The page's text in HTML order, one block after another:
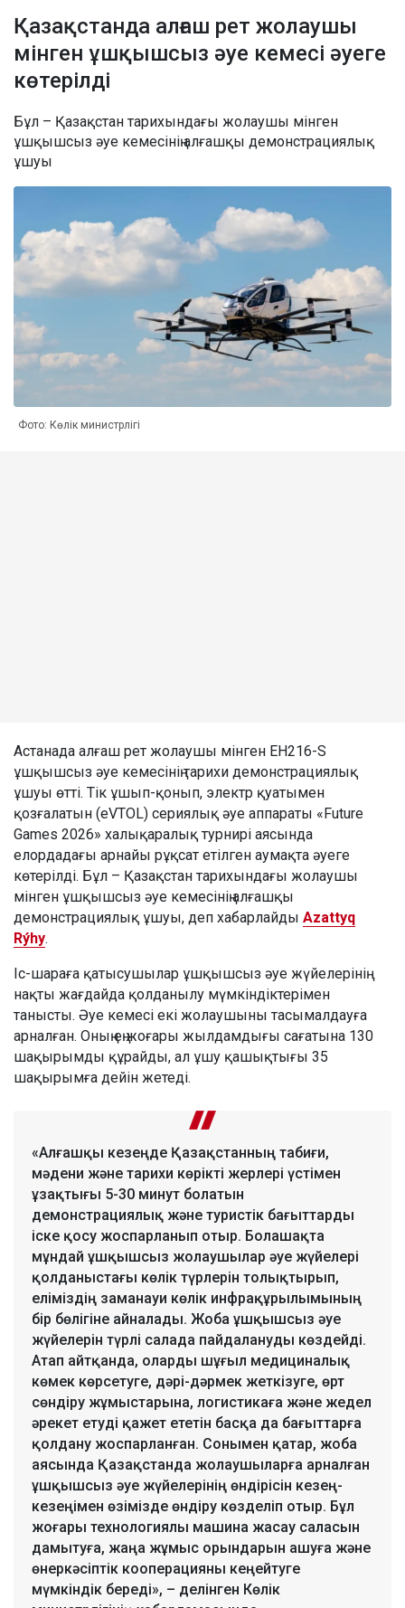
Қазақстанда алғаш рет жолаушы
мінген ұшқышсыз әуе кемесі әуеге
көтерілді
Бұл – Қазақстан тарихындағы жолаушы мінген
ұшқышсыз әуе кемесінің алғашқы демонстрациялық
ұшуы
Фото: Көлік министрлігі
Астанада алғаш рет жолаушы мінген EH216-S
ұшқышсыз әуе кемесінің тарихи демонстрациялық
ұшуы өтті. Тік ұшып-қонып, электр қуатымен
қозғалатын (eVTOL) сериялық әуе аппараты «Future
Games 2026» халықаралық турнирі аясында
елордадағы арнайы рұқсат етілген аумақта әуеге
көтерілді. Бұл – Қазақстан тарихындағы жолаушы
мінген ұшқышсыз әуе кемесінің алғашқы
демонстрациялық ұшуы, деп хабарлайды Azattyq
Rýhy.
Іс-шараға қатысушылар ұшқышсыз әуе жүйелерінің
нақты жағдайда қолданылу мүмкіндіктерімен
танысты. Әуе кемесі екі жолаушыны тасымалдауға
арналған. Оның ең жоғары жылдамдығы сағатына 130
шақырымды құрайды, ал ұшу қашықтығы 35
шақырымға дейін жетеді.
«Алғашқы кезеңде Қазақстанның табиғи,
мәдени және тарихи көрікті жерлері үстімен
ұзақтығы 5-30 минут болатын
демонстрациялық және туристік бағыттарды
іске қосу жоспарланып отыр. Болашақта
мұндай ұшқышсыз жолаушылар әуе жүйелері
қолданыстағы көлік түрлерін толықтырып,
еліміздің заманауи көлік инфрақұрылымының
бір бөлігіне айналады. Жоба ұшқышсыз әуе
жүйелерін түрлі салада пайдалануды көздейді.
Атап айтқанда, оларды шұғыл медициналық
көмек көрсетуге, дәрі-дәрмек жеткізуге, өрт
сөндіру жұмыстарына, логистикаға және жедел
әрекет етуді қажет ететін басқа да бағыттарға
қолдану жоспарланған. Сонымен қатар, жоба
аясында Қазақстанда жолаушыларға арналған
ұшқышсыз әуе жүйелерінің өндірісін кезең-
кезеңімен өзімізде өндіру көзделіп отыр. Бұл
жоғары технологиялы машина жасау саласын
дамытуға, жаңа жұмыс орындарын ашуға және
өнеркәсіптік кооперацияны кеңейтуге
мүмкіндік береді», – делінген Көлік